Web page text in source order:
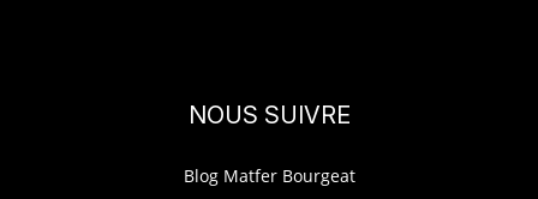
NOUS SUIVRE
Blog Matfer Bourgeat